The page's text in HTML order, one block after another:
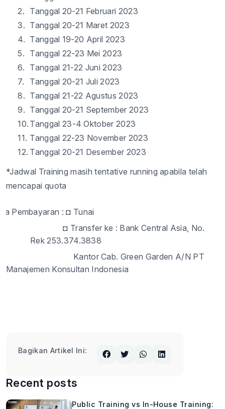
2. Tanggal 20-21 Februari 2023
3. Tanggal 20-21 Maret 2023
4. Tanggal 19-20 April 2023
5. Tanggal 22-23 Mei 2023
6. Tanggal 21-22 Juni 2023
7.
Tanggal 20-21 Juli 2023
8. Tanggal 21 -22 Agustus 2023
9. Tanggal 20-21 September 2023
10. Tanggal 23-4 Oktober 2023
11. Tanggal 22-23 November 2023
12. Tanggal 20-21 Desember 2023
*Jadwal Trainingmasih tentative runningapabila telah
mencapai quota
Pembayaran :◘ Tunai
◘ Transfer ke : Bank Central Asia, No.
Rek 253.374.3838
Kantor Cab. Green Garden A/N PT
Manajemen Konsultan Indonesia
Bagikan Artikel Ini:
Recent posts
Public Training vs In-House Training: